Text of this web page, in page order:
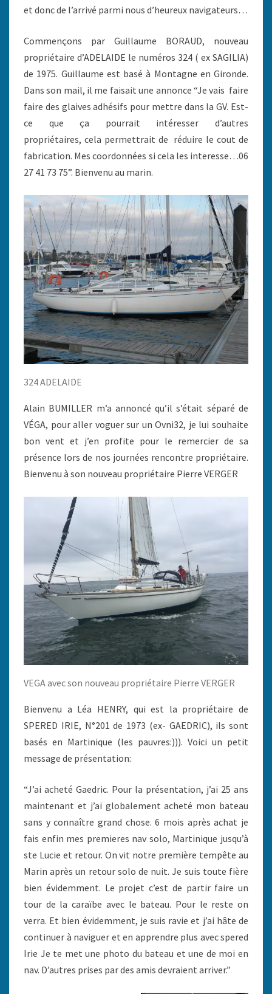
et donc de l’arrivé parmi nous d’heureux navigateurs…
Commençons par Guillaume BORAUD, nouveau
propriétaire d’ADELAIDE le numéros 324 ( ex SAGILIA)
de 1975. Guillaume est basé à Montagne en Gironde.
Dans son mail, il me faisait une annonce “Je vais faire
faire des glaives adhésifs pour mettre dans la GV. Est-
ce que ça pourrait intéresser d’autres
propriétaires, cela permettrait de réduire le cout de
fabrication. Mes coordonnées si cela les interesse…06
27 41 73 75”. Bienvenu au marin.
324 ADELAIDE
Alain BUMILLER m’a annoncé qu’il s’était séparé de
VÉGA, pour aller voguer sur un Ovni32, je lui souhaite
bon vent et j’en profite pour le remercier de sa
présence lors de nos journées rencontre propriétaire.
Bienvenu à son nouveau propriétaire Pierre VERGER
VEGA avec son nouveau propriétaire Pierre VERGER
Bienvenu a Léa HENRY, qui est la propriétaire de
SPERED IRIE, N°201 de 1973 (ex- GAEDRIC), ils sont
basés en Martinique (les pauvres:))). Voici un petit
message de présentation:
“J’ai acheté Gaedric. Pour la présentation, j’ai 25 ans
maintenant et j’ai globalement acheté mon bateau
sans y connaître grand chose. 6 mois après achat je
fais enfin mes premieres nav solo, Martinique jusqu’à
ste Lucie et retour. On vit notre première tempête au
Marin après un retour solo de nuit. Je suis toute fière
bien évidemment. Le projet c’est de partir faire un
tour de la caraïbe avec le bateau. Pour le reste on
verra. Et bien évidemment, je suis ravie et j’ai hâte de
continuer à naviguer et en apprendre plus avec spered
Irie Je te met une photo du bateau et une de moi en
nav. D’autres prises par des amis devraient arriver.”